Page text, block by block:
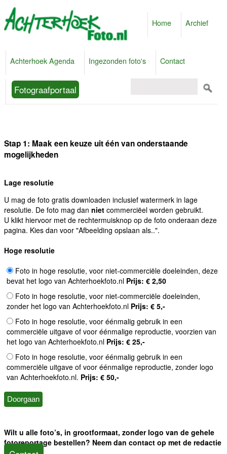
Home Archief
Achterhoek Agenda Ingezonden foto's Contact
Fotograafportaal
Stap 1: Maak een keuze uit één van onderstaande
mogelijkheden
Lage resolutie
U mag de foto gratis downloaden inclusief watermerk in lage
resolutie. De foto mag dan niet commerciëel worden gebruikt.
U klikt hiervoor met de rechtermuisknop op de foto onderaan deze
pagina. Kies dan voor "Afbeelding opslaan als..".
Hoge resolutie
Foto in hoge resolutie, voor niet-commerciële doeleinden, deze
bevat het logo van Achterhoekfoto.nl Prijs: € 2,50
Foto in hoge resolutie, voor niet-commerciële doeleinden,
zonder het logo van Achterhoekfoto.nl Prijs: € 5,-
Foto in hoge resolutie, voor éénmalig gebruik in een
commerciële uitgave of voor éénmalige reproductie, voorzien van
het logo van Achterhoekfoto.nl Prijs: € 25,-
Foto in hoge resolutie, voor éénmalig gebruik in een
commerciële uitgave of voor éénmalige reproductie, zonder logo
van Achterhoekfoto.nl. Prijs: € 50,-
Wilt u alle foto’s, in grootformaat, zonder logo van de gehele
fotoreportage bestellen? Neem dan contact op met de redactie